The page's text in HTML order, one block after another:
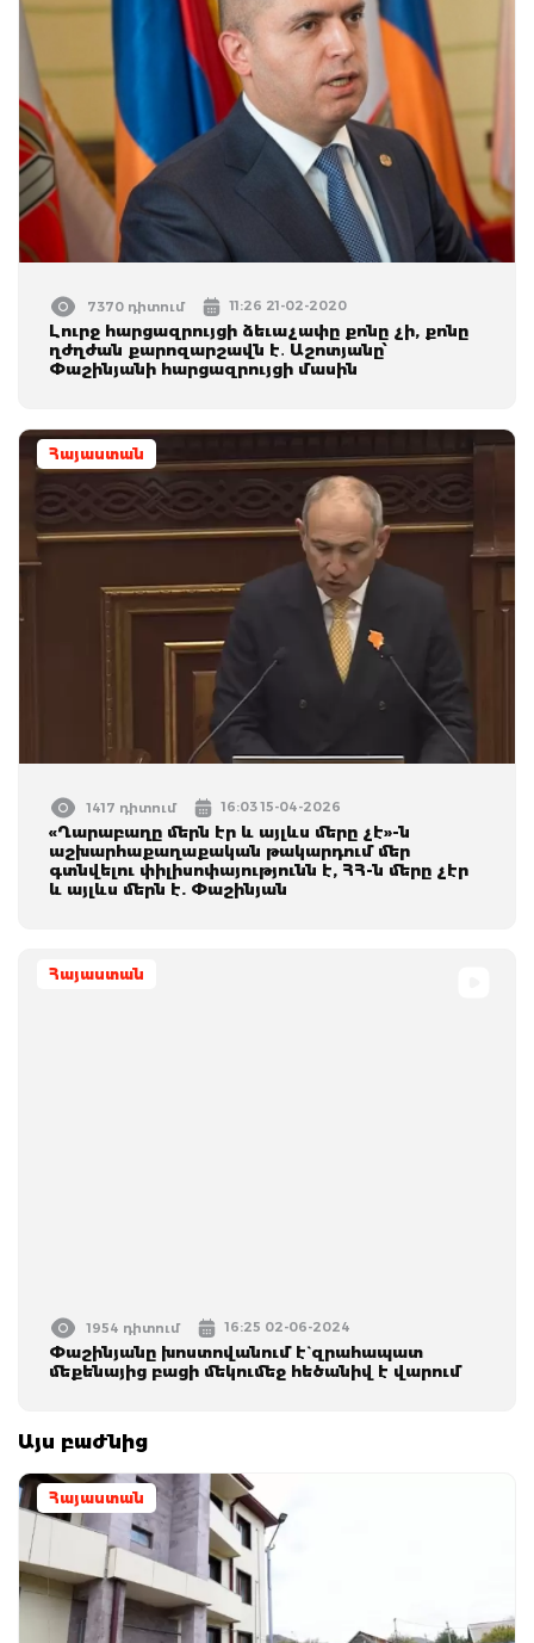
7370 դիտում 11:26 21-02-2020
Լուրջ հարցազրույցի ձեւաչափը քոնը չի, քոնը
ղժղժան քարոզարշավն է․ Աշոտյանը՝
Փաշինյանի հարցազրույցի մասին
Հայաստան
1417 դիտում 16:03 15-04-2026
«Ղարաբաղը մերն էր և այլևս մերը չէ»-ն
աշխարհաքաղաքական թակարդում մեր
գտնվելու փիլիսոփայությունն է, ՀՀ-ն մերը չէր
և այլևս մերն է. Փաշինյան
Հայաստան
1954 դիտում 16:25 02-06-2024
Փաշինյանը խոստովանում է` զրահապատ
մեքենայից բացի մեկումեջ հեծանիվ է վարում
Այս բաժնից
Հայաստան